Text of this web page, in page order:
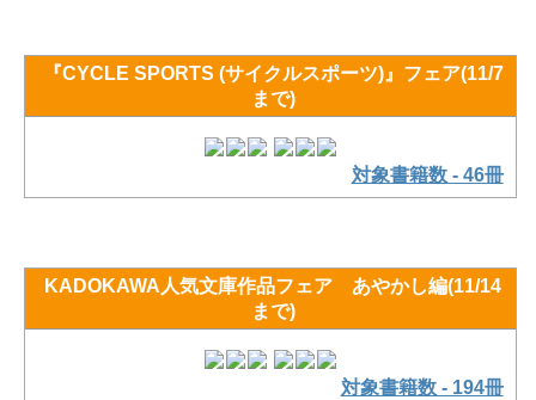
『CYCLE SPORTS (サイクルスポーツ)』フェア(11/7
まで)
対象書籍数 - 46冊
KADOKAWA人気文庫作品フェア あやかし編(11/14
まで)
対象書籍数 - 194冊